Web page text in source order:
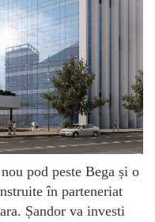
pod peste Bega și o
în parteneriat
Șandor va investi